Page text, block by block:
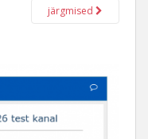
järgmised